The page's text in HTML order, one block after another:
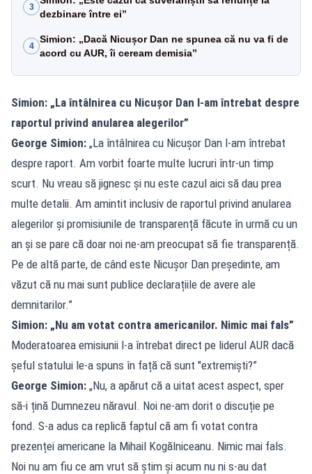
3
dezbinare între ei”
4
Simion: „Dacă Nicușor Dan ne spunea că nu va fi de
acord cu AUR, îi ceream demisia”
Simion: „La întâlnirea cu Nicușor Dan l-am întrebat despre
raportul privind anularea alegerilor”
George Simion: „La întâlnirea cu Nicușor Dan l-am întrebat
despre raport. Am vorbit foarte multe lucruri într-un timp
scurt. Nu vreau să jignesc și nu este cazul aici să dau prea
multe detalii. Am amintit inclusiv de raportul privind anularea
alegerilor și promisiunile de transparență făcute în urmă cu un
an și se pare că doar noi ne-am preocupat să fie transparență.
Pe de altă parte, de când este Nicușor Dan președinte, am
văzut că nu mai sunt publice declarațiile de avere ale
demnitarilor.”
Simion: „Nu am votat contra americanilor. Nimic mai fals”
Moderatoarea emisiunii l-a întrebat direct pe liderul AUR dacă
șeful statului le-a spuns în față că sunt "extremiști?”
George Simion: „Nu, a apărut că a uitat acest aspect, sper
să-i țină Dumnezeu năravul. Noi ne-am dorit o discuție pe
fond. S-a adus ca replică faptul că am fi votat contra
prezenței americane la Mihail Kogălniceanu. Nimic mai fals.
Noi nu am fiu ce am vrut să știm și acum nu ni s-au dat